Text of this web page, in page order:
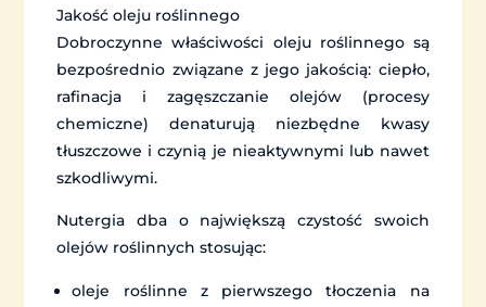
Jakość oleju roślinnego
Dobroczynne właściwości oleju roślinnego są
bezpośrednio związane z jego jakością: ciepło,
rafinacja i zagęszczanie olejów (procesy
chemiczne) denaturują niezbędne kwasy
tłuszczowe i czynią je nieaktywnymi lub nawet
szkodliwymi.
Nutergia dba o największą czystość swoich
olejów roślinnych stosując:
oleje roślinne z pierwszego tłoczenia na